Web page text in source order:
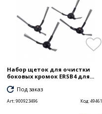
Набор щеток для очистки
боковых кромок ERSB4 для...
Под заказ
Art:900923496 Код:49461